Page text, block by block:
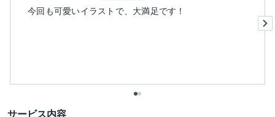
今回も可愛いイラストで、大満足です！
サービス内容